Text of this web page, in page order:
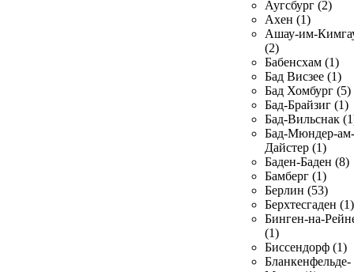
Аугсбург (2)
Ахен (1)
Ашау-им-
(2)
Бабенсхам (1)
Бад Висзее (1)
Бад Хомбург (5)
Бад-Брайзиг (1)
Бад-Вильснак
Бад-Мюндер-ам-
Дайстер (1)
Баден-Баден (8)
Бамберг (1)
Берлин (53)
Берхтесгаден (1)
Бинген-на-
(1)
Биссендорф (1)
Бланкенфельде-